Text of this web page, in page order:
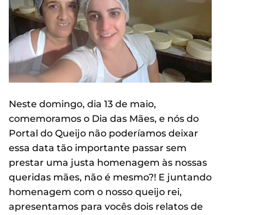
Neste domingo, dia 13 de maio,
comemoramos o Dia das Mães, e nós do
Portal do Queijo não poderíamos deixar
essa data tão importante passar sem
prestar uma justa homenagem às nossas
queridas mães, não é mesmo?! E juntando
homenagem com o nosso queijo rei,
apresentamos para vocês dois relatos de